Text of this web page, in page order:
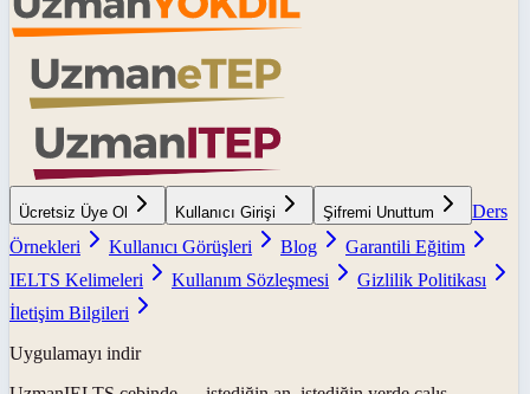
Ücretsiz Üye Ol Kullanıcı Girişi Şifremi Unuttum
Ders
Örnekleri
Kullanıcı Görüşleri Blog
Garantili Eğitim
IELTS Kelimeleri
Kullanım Sözleşmesi
Gizlilik Politikası
İletişim Bilgileri
Uygulamayı indir